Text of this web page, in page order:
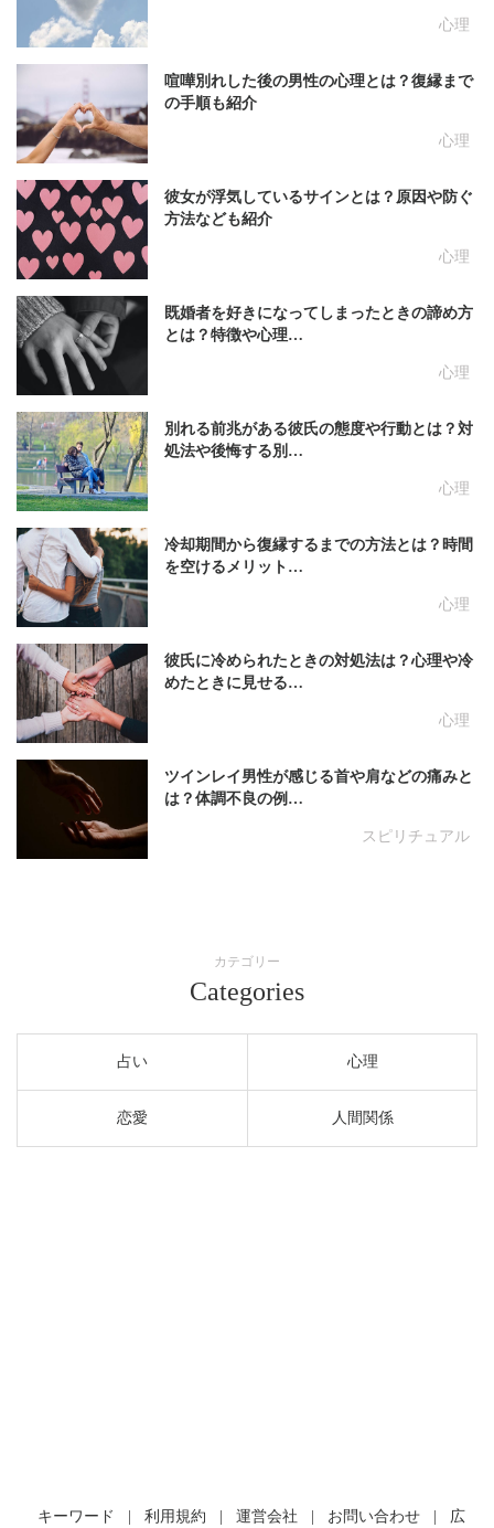
心理
心理
喧嘩別れした後の男性の心理とは？復縁まで
の手順も紹介
心理
彼女が浮気しているサインとは？原因や防ぐ
方法なども紹介
心理
既婚者を好きになってしまったときの諦め方
とは？特徴や心理…
心理
別れる前兆がある彼氏の態度や行動とは？対
処法や後悔する別…
心理
冷却期間から復縁するまでの方法とは？時間
を空けるメリット…
心理
彼氏に冷められたときの対処法は？心理や冷
めたときに見せる…
スピリチュアル
ツインレイ男性が感じる首や肩などの痛みと
は？体調不良の例…
カテゴリー
Categories
占い 心理
恋愛 人間関係
キーワード 利用規約 運営会社 お問い合わせ 広